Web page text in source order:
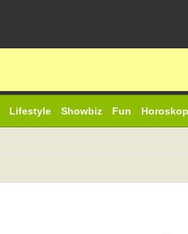
Lifestyle Showbiz Fun Horoskop